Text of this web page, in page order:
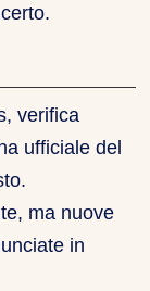
verifica
ufficiale del
ma nuove
in